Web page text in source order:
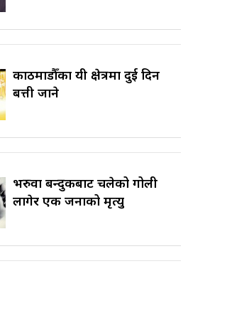
काठमाडौँका यी क्षेत्रमा दुई दिन
बत्ती जाने
भरुवा बन्दुकबाट चलेको गोली
लागेर एक जनाको मृत्यु